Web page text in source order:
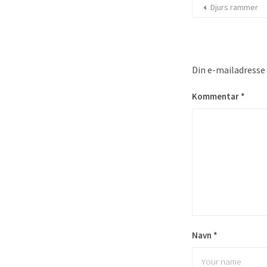
Djurs rammer
Din e-
Kommentar *
Navn *